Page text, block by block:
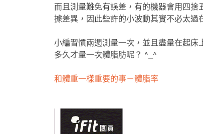
而且測量難免有誤差，有的機器會用四
小編習慣兩週測量一次，並且盡量在起
多久才量一次體脂肪呢？ ^_^
和體重一樣重要的事－體脂率